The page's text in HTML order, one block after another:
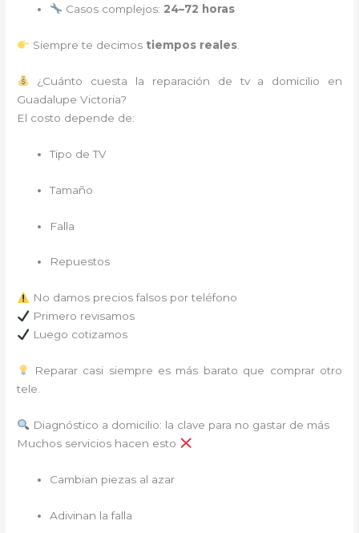
Casos complejos: 24–72 horas
Siempre te decimos tiempos reales.
¿Cuánto cuesta la reparación de tv a domicilio en
Guadalupe Victoria?
El costo depende de:
Tipo de TV
Tamaño
Falla
Repuestos
No damos precios falsos por teléfono
Primero revisamos
Luego cotizamos
Reparar casi siempre es más barato que comprar otro
tele.
Diagnóstico a domicilio: la clave para no gastar de más
Muchos servicios hacen esto
Cambian piezas al azar
Adivinan la falla